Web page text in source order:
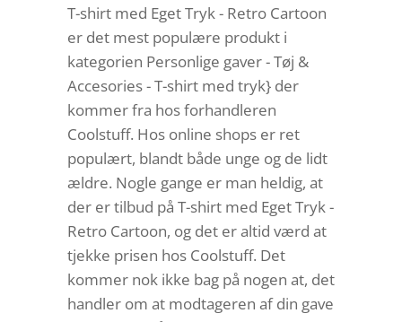
T-shirt med Eget Tryk - Retro Cartoon
er det mest populære produkt i
kategorien Personlige gaver - Tøj &
Accesories - T-shirt med tryk} der
kommer fra hos forhandleren
Coolstuff. Hos online shops er ret
populært, blandt både unge og de lidt
ældre. Nogle gange er man heldig, at
der er tilbud på T-shirt med Eget Tryk -
Retro Cartoon, og det er altid værd at
tjekke prisen hos Coolstuff. Det
kommer nok ikke bag på nogen at, det
handler om at modtageren af din gave